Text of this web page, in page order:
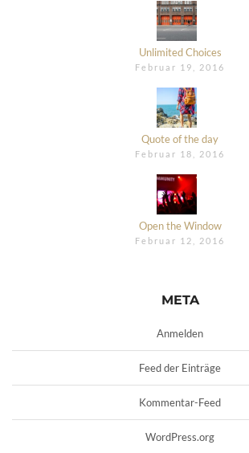
Unlimited Choices
Februar 19, 2016
Quote of the day
Februar 18, 2016
Open the Window
Februar 12, 2016
META
Anmelden
Feed der Einträge
Kommentar-Feed
WordPress.org